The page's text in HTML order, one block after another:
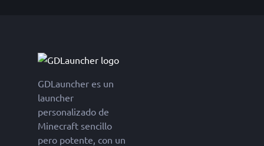
GDLauncher es un
launcher
personalizado de
Minecraft sencillo
pero potente, con un